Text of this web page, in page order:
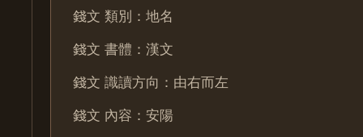
錢文 類別：地名
錢文 書體：漢文
錢文 識讀方向：由右而左
錢文 內容：安陽